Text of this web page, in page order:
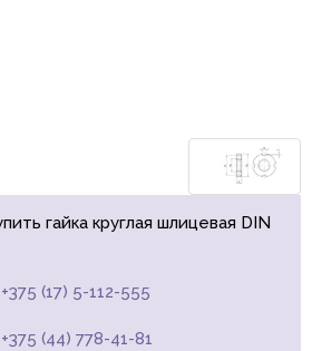
гайка круглая шлицевая DIN
+375 (17) 5-112-555
+375 (44) 778-41-81